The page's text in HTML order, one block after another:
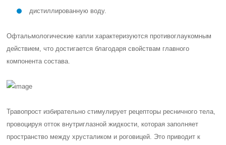
дистиллированную воду.
Офтальмологические капли характеризуются противоглаукомным
действием, что достигается благодаря свойствам главного
компонента состава.
Травопрост избирательно стимулирует рецепторы ресничного тела,
провоцируя отток внутриглазной жидкости, которая заполняет
пространство между хрусталиком и роговицей. Это приводит к